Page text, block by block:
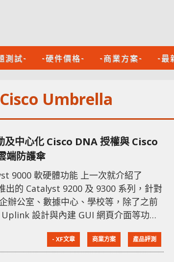
測試- -硬件價格- -商業方案- -最
Cisco Umbrella
DNA 授權與 Cisco
防護傘
9000 軟硬體功能 上一次就介紹了
出的 Catalyst 9200 及 9300 系列，針對
辦公室、數據中心、學校等，除了之前
設計與內建 GUI 網頁介面等功能
例如 Stacking 堆疊及 UPoE+ 供電等，
交換器另一個重要優勢，就是其軟體、
- XF文章 商業方案 產品評測